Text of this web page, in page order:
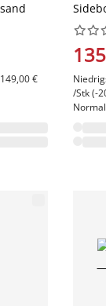
€



/Stk (-